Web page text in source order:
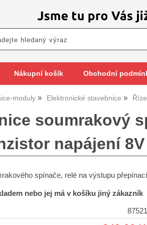
Nákupní košík Obchodní
moduly Elektronické stavebnice
soumrakový
napájení 8V
spínače, relé na výstupu
nebo jej má v košíku jiný zákazník